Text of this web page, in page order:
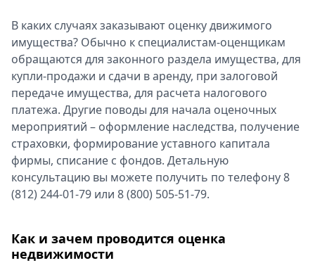
Metro
В каких случаях заказывают оценку движимого
имущества? Обычно к специалистам-оценщикам
обращаются для законного раздела имущества, для
купли-продажи и сдачи в аренду, при залоговой
передаче имущества, для расчета налогового
платежа. Другие поводы для начала оценочных
мероприятий – оформление наследства, получение
страховки, формирование уставного капитала
фирмы, списание с фондов. Детальную
консультацию вы можете получить по телефону 8
(812) 244-01-79 или 8 (800) 505-51-79.
Как и зачем проводится оценка
недвижимости